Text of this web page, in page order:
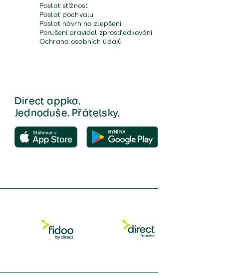
Poslat stížnost
Poslat pochvalu
Poslat návrh na zlepšení
Porušení pravidel zprostředkování
Ochrana osobních údajů
Direct appka.
Jednoduše. Přátelsky.